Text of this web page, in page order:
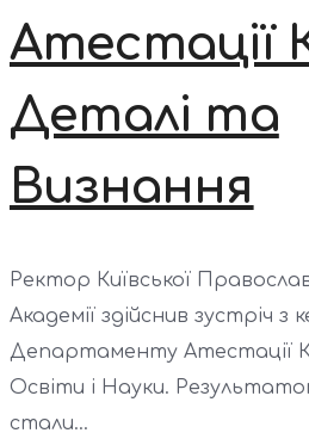
Атестації
Деталі та
Визнання
Ректор Київської
Академії здійснив зустріч з
Департаменту Атестації
Освіти і Науки.
стали...